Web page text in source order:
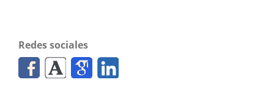
Redes sociales